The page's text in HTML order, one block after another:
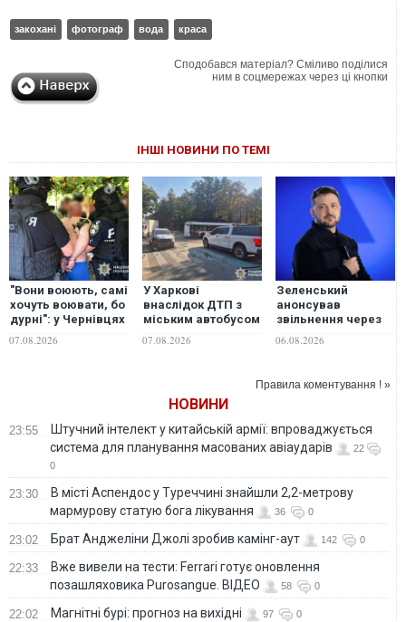
закохані фотограф вода краса
Сподобався матеріал? Сміливо поділися
ним в соцмережах через ці кнопки
ІНШІ НОВИНИ ПО ТЕМІ
"Вони воюють, самі
хочуть воювати, бо
дурні": у Чернівцях
звільнили після
07.08.2026
У Харкові
внаслідок ДТП з
міським автобусом
пасажири та водій
07.08.2026
Зеленський
анонсував
звільнення через
в Марганці
06.08.2026
Правила коментування ! »
НОВИНИ
23:55
Штучний інтелект у китайській армії: впроваджується
система для планування масованих авіаударів
22
0
23:30
В місті Аспендос у Туреччині знайшли 2,2-метрову
мармурову статую бога лікування
36 0
23:02 Брат Анджеліни Джолі зробив камінг-аут 142 0
22:33
Вже вивели на тести: Ferrari готує оновлення
позашляховика Purosangue. ВІДЕО
58 0
22:02 Магнітні бурі: прогноз на вихідні 97 0